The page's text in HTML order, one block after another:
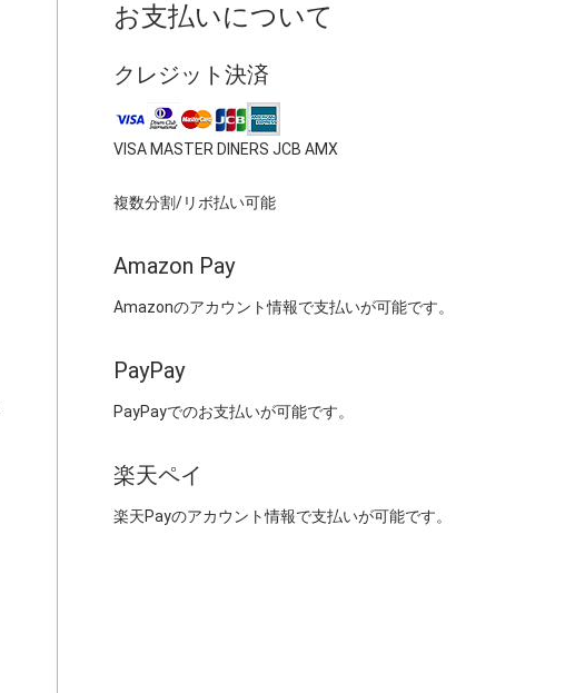
お支払いについて
クレジット決済
VISA MASTER DINERS JCB AMX
複数分割/リボ払い可能
Amazon Pay
Amazonのアカウント情報で支払いが可能です。
PayPay
PayPayでのお支払いが可能です。
楽天ペイ
楽天Payのアカウント情報で支払いが可能です。